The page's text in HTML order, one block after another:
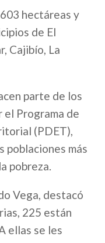
hectáreas y
de El
Cajibío, La
parte de los
el Programa de
(PDET),
poblaciones más
pobreza.
Vega, destacó
225 están
ellas se les